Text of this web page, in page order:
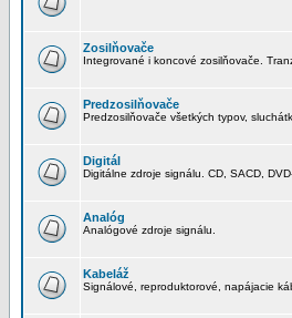
Zosilňovače
Integrované i koncové zosilňovače.
Predzosilňovače
Predzosilňovače všetkých typov,
Digitál
Digitálne zdroje signálu. CD, SACD,
Analóg
Analógové zdroje signálu.
Kabeláž
Signálové, reproduktorové, napájacie